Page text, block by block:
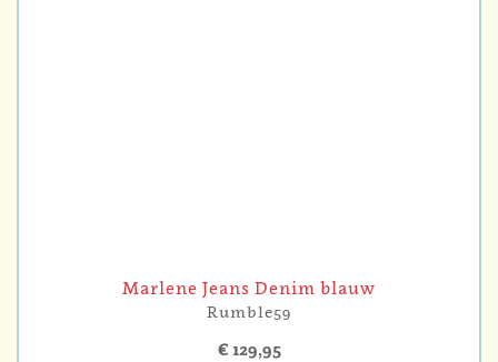
Marlene Jeans Denim blauw
Rumble59
€ 129,95